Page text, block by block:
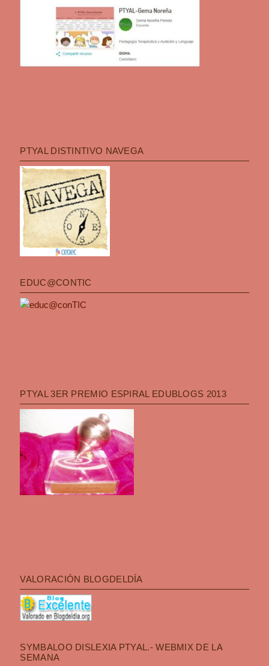
PTYAL DISTINTIVO NAVEGA
EDUC@CONTIC
PTYAL 3ER PREMIO ESPIRAL EDUBLOGS 2013
VALORACIÓN BLOGDELDÍA
SYMBALOO DISLEXIA PTYAL.- WEBMIX DE LA
SEMANA